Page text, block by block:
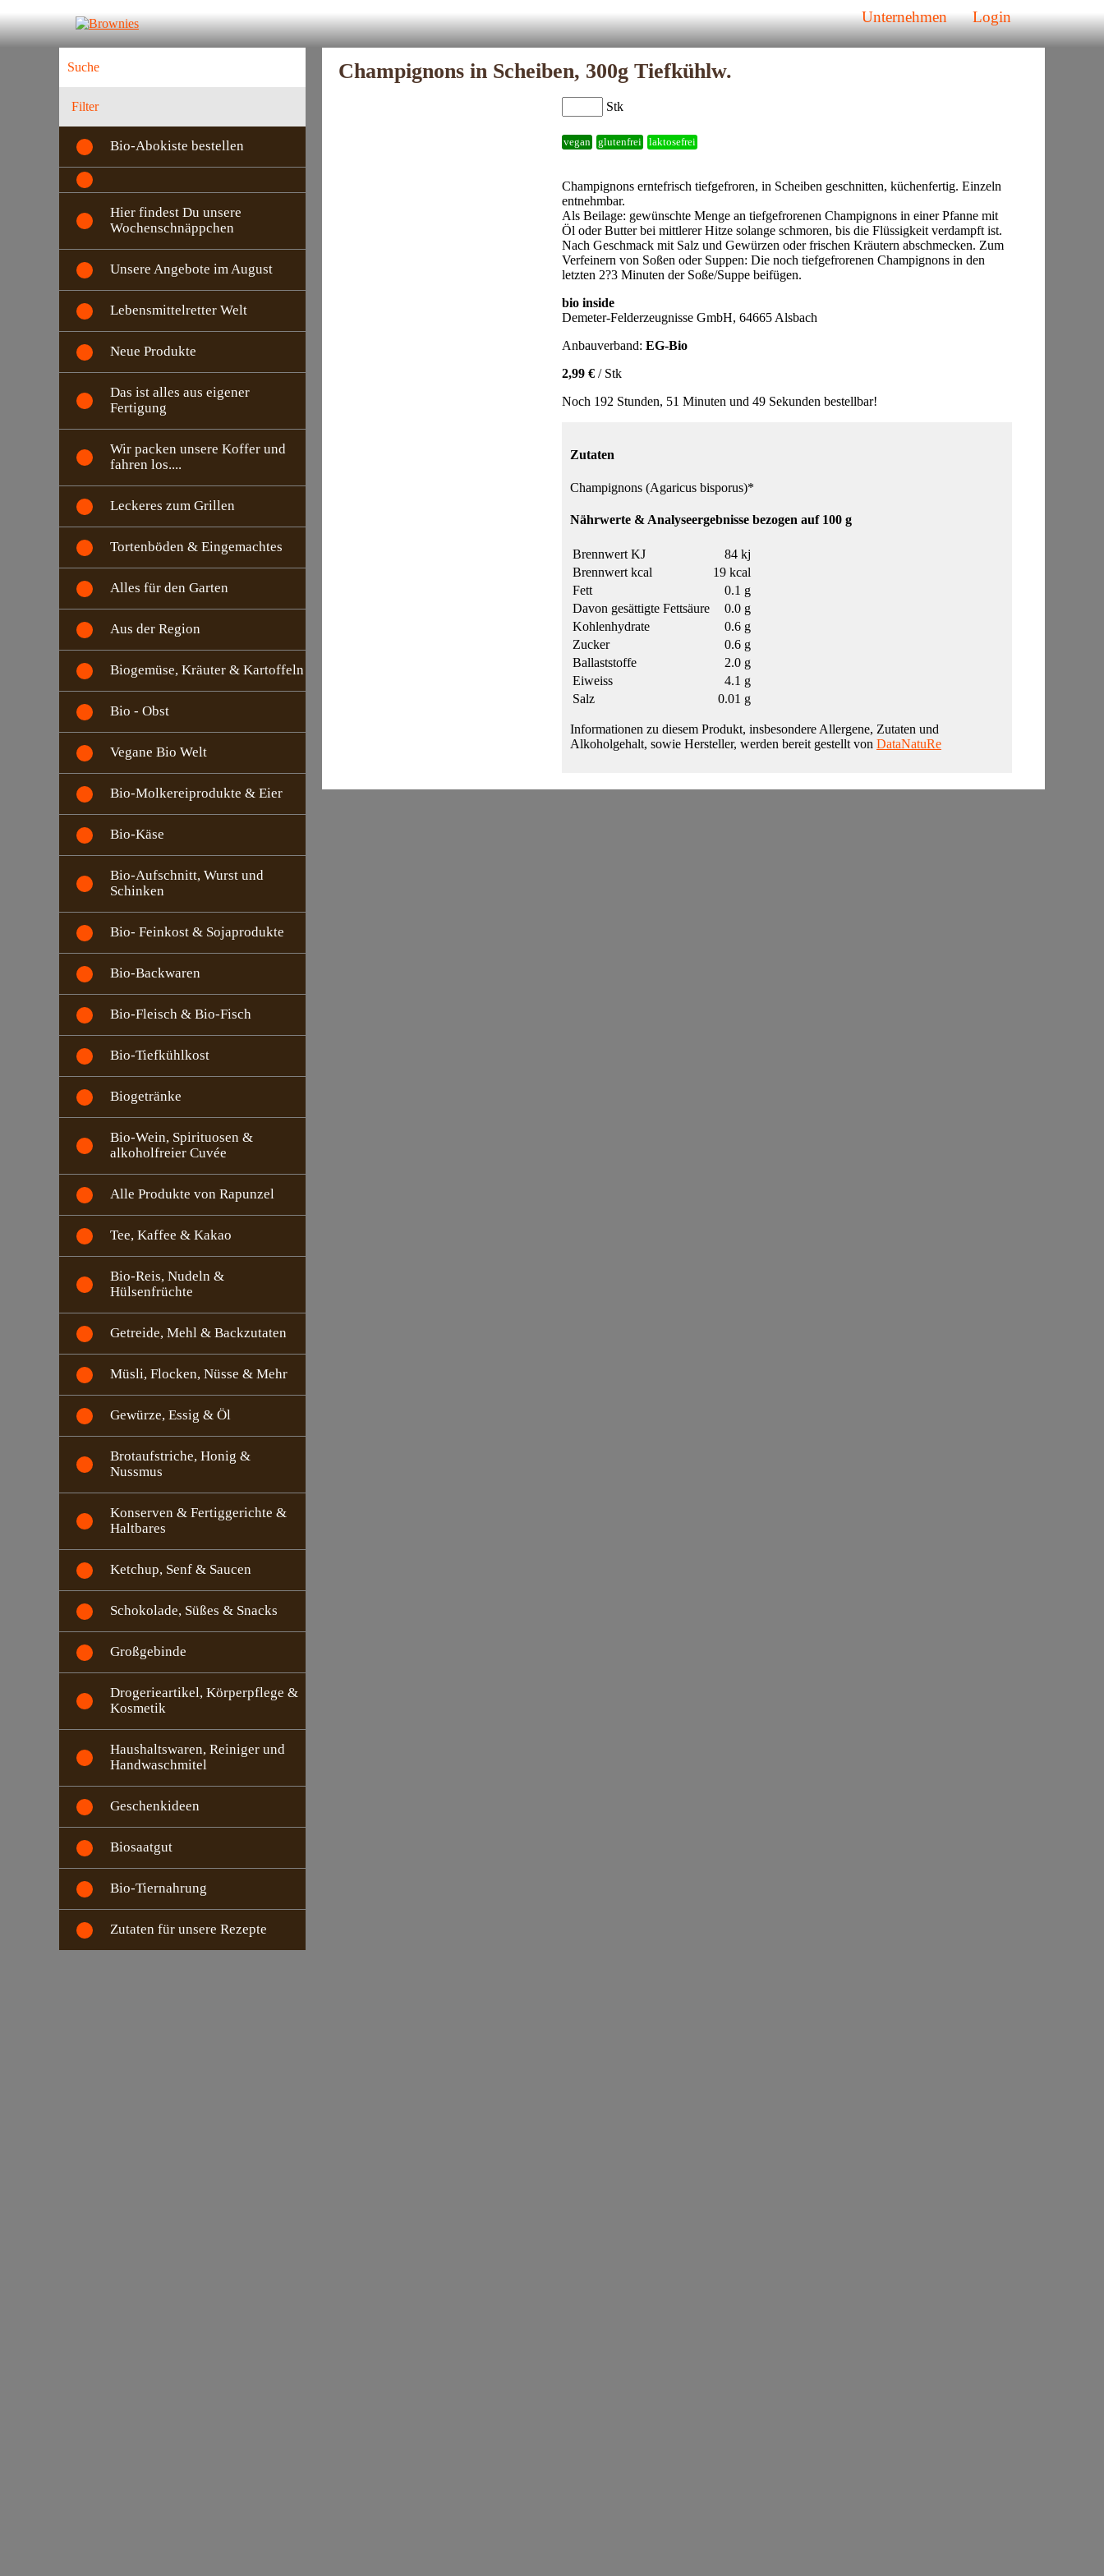
Unternehmen Login
Filter
Bio-Abokiste bestellen
Hier findest Du unsere
Wochenschnäppchen
Unsere Angebote im August
Lebensmittelretter Welt
Neue Produkte
Das ist alles aus eigener
Fertigung
Wir packen unsere Koffer und
fahren los....
Leckeres zum Grillen
Tortenböden & Eingemachtes
Alles für den Garten
Aus der Region
Biogemüse, Kräuter & Kartoffeln
Bio - Obst
Vegane Bio Welt
Bio-Molkereiprodukte & Eier
Bio-Käse
Bio-Aufschnitt, Wurst und
Schinken
Bio- Feinkost & Sojaprodukte
Bio-Backwaren
Bio-Fleisch & Bio-Fisch
Bio-Tiefkühlkost
Biogetränke
Bio-Wein, Spirituosen &
alkoholfreier Cuvée
Alle Produkte von Rapunzel
Tee, Kaffee & Kakao
Bio-Reis, Nudeln &
Hülsenfrüchte
Getreide, Mehl & Backzutaten
Müsli, Flocken, Nüsse & Mehr
Gewürze, Essig & Öl
Brotaufstriche, Honig &
Nussmus
Konserven & Fertiggerichte &
Haltbares
Ketchup, Senf & Saucen
Schokolade, Süßes & Snacks
Großgebinde
Drogerieartikel, Körperpflege &
Kosmetik
Haushaltswaren, Reiniger und
Handwaschmitel
Geschenkideen
Biosaatgut
Bio-Tiernahrung
Zutaten für unsere Rezepte
Champignons in Scheiben, 300g Tiefkühlw.
Stk
vegan glutenfrei laktosefrei
Champignons erntefrisch tiefgefroren, in Scheiben geschnitten, küchenfertig. Einzeln
entnehmbar.
Als Beilage: gewünschte Menge an tiefgefrorenen Champignons in einer Pfanne mit
Öl oder Butter bei mittlerer Hitze solange schmoren, bis die Flüssigkeit verdampft ist.
Nach Geschmack mit Salz und Gewürzen oder frischen Kräutern abschmecken. Zum
Verfeinern von Soßen oder Suppen: Die noch tiefgefrorenen Champignons in den
letzten 2?3 Minuten der Soße/Suppe beifügen.
bio inside
Demeter-Felderzeugnisse GmbH, 64665 Alsbach
Anbauverband: EG-Bio
2,99 € / Stk
Noch 192 Stunden, 51 Minuten und 49 Sekunden bestellbar!
Zutaten
Champignons (Agaricus bisporus)*
Nährwerte & Analyseergebnisse bezogen auf 100 g
Brennwert KJ
84 kj
Brennwert kcal
19 kcal
Fett
0.1 g
Davon gesättigte Fettsäure
0.0 g
Kohlenhydrate
0.6 g
Zucker
0.6 g
Ballaststoffe
2.0 g
Eiweiss
4.1 g
Salz
0.01 g
Informationen zu diesem Produkt, insbesondere Allergene, Zutaten und
Alkoholgehalt, sowie Hersteller, werden bereit gestellt von DataNatuRe